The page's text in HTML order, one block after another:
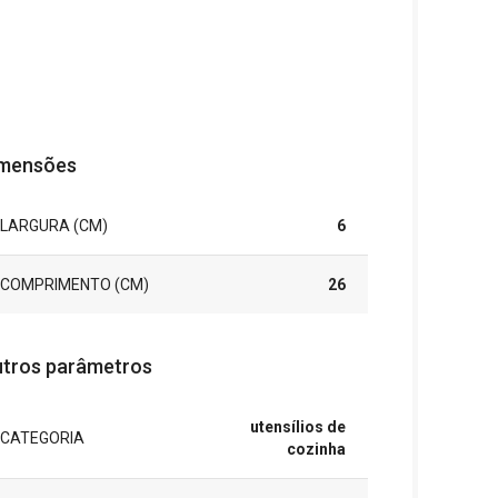
LARGURA (CM) 6
COMPRIMENTO (CM) 26
parâmetros
CATEGORIA
utensílios de
cozinha